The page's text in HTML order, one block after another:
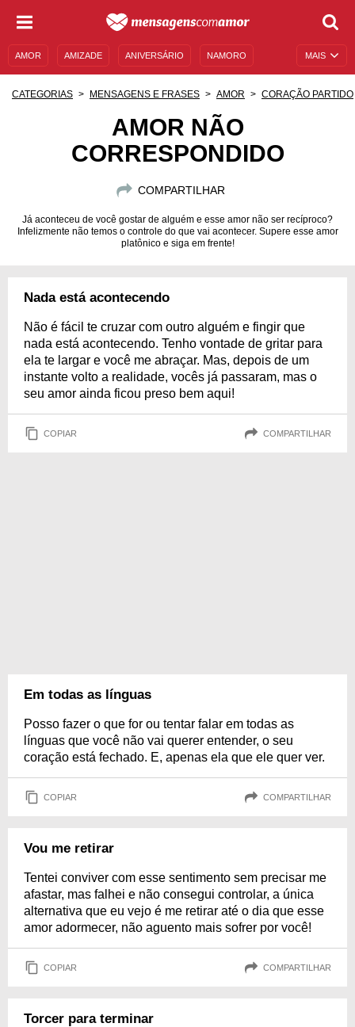
MAIS
AMOR AMIZADE ANIVERSÁRIO NAMORO
DESCULPAS
MENSAGENS E FRASES MENSAGENS DE ANIVERSÁRIO
CATEGORIAS MENSAGENS E FRASES AMOR CORAÇÃO PARTIDO
AMOR NÃO
CORRESPONDIDO
COMPARTILHAR
Já aconteceu de você gostar de alguém e esse amor não ser recíproco?
Infelizmente não temos o controle do que vai acontecer. Supere esse amor
platônico e siga em frente!
Nada está acontecendo
Não é fácil te cruzar com outro alguém e fingir que
nada está acontecendo. Tenho vontade de gritar para
ela te largar e você me abraçar. Mas, depois de um
instante volto a realidade, vocês já passaram, mas o
seu amor ainda ficou preso bem aqui!
COPIAR COMPARTILHAR
Em todas as línguas
Posso fazer o que for ou tentar falar em todas as
línguas que você não vai querer entender, o seu
coração está fechado. E, apenas ela que ele quer ver.
COPIAR COMPARTILHAR
Vou me retirar
Tentei conviver com esse sentimento sem precisar me
afastar, mas falhei e não consegui controlar, a única
alternativa que eu vejo é me retirar até o dia que esse
amor adormecer, não aguento mais sofrer por você!
COPIAR COMPARTILHAR
Torcer para terminar